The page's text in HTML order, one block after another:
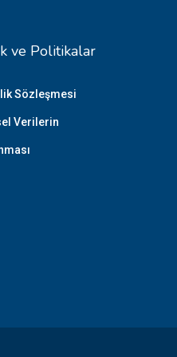
ve Politikalar
Sözleşmesi
Verilerin